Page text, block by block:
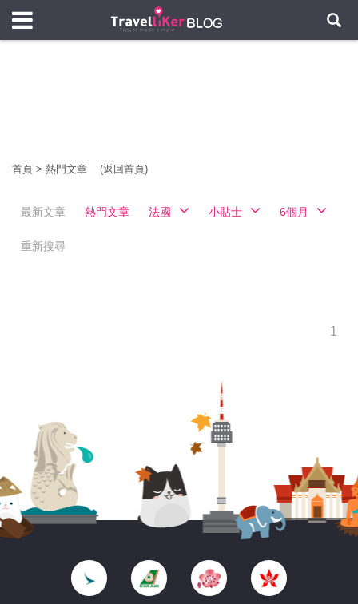
首頁 > 熱門文章 (返回首頁)
最新文章 熱門文章 法國 小貼士 6個月
重新搜尋
1